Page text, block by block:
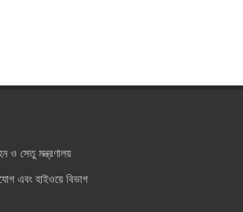
ও সেতু মন্ত্রণালয়
এবং হাইওয়ে বিভাগ